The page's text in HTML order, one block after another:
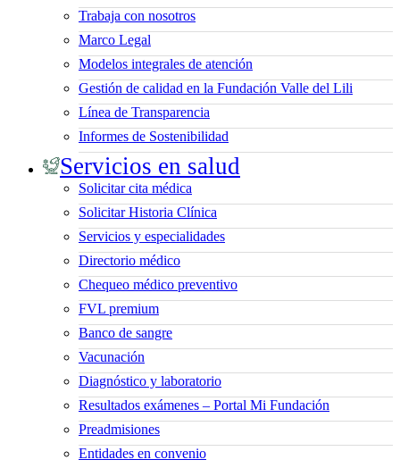
Trabaja con nosotros
Marco Legal
Modelos integrales de atención
Gestión de calidad en la Fundación Valle del Lili
Línea de Transparencia
Informes de Sostenibilidad
Servicios en salud
Solicitar cita médica
Solicitar Historia Clínica
Servicios y especialidades
Directorio médico
Chequeo médico preventivo
FVL premium
Banco de sangre
Vacunación
Diagnóstico y laboratorio
Resultados exámenes – Portal Mi Fundación
Preadmisiones
Entidades en convenio